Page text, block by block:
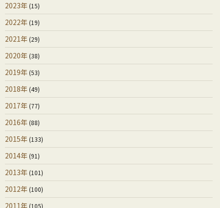
2023年(15)
2022年(19)
2021年(29)
2020年(38)
2019年(53)
2018年(49)
2017年(77)
2016年(88)
2015年(133)
2014年(91)
2013年(101)
2012年(100)
2011年(105)